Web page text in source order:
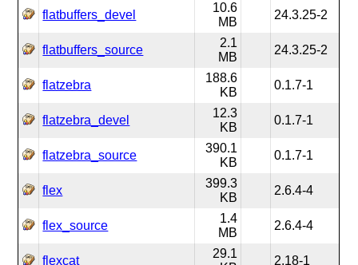
flatbuffers_devel
10.6
MB
24.3.25-2
flatbuffers_source
2.1
MB
24.3.25-2
flatzebra
188.6
KB
0.1.7-1
flatzebra_devel
12.3
KB
0.1.7-1
flatzebra_source
390.1
KB
0.1.7-1
flex
399.3
KB
2.6.4-4
flex_source
1.4
MB
2.6.4-4
flexcat
29.1
2.18-1